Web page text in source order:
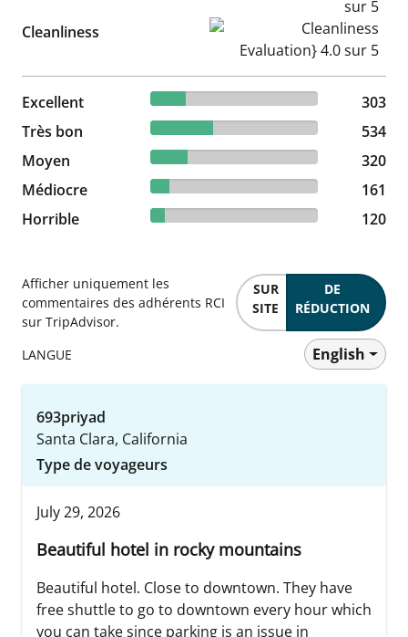
Cleanliness Cleanliness Evaluation} 4.0
Excellent 21.07% reviewed Excellent
303 reviews
303
Très bon
37.13% reviewed Très bon
534 reviews
534
Moyen
22.25% reviewed Moyen
320 reviews
320
Médiocre
11.2% reviewed Médiocre
161 reviews
161
Horrible
8.34% reviewed Horrible
120 reviews 120
Afficher uniquement les
commentaires des adhérents RCI
sur TripAdvisor.
SUR
SITE
DE
RÉDUCTION
LANGUE English
693priyad
Santa Clara, California
Type de voyageurs
July 29, 2026
Beautiful hotel in rocky mountains
Beautiful hotel. Close to downtown. They have
free shuttle to go to downtown every hour which
you can take since parking is an issue in